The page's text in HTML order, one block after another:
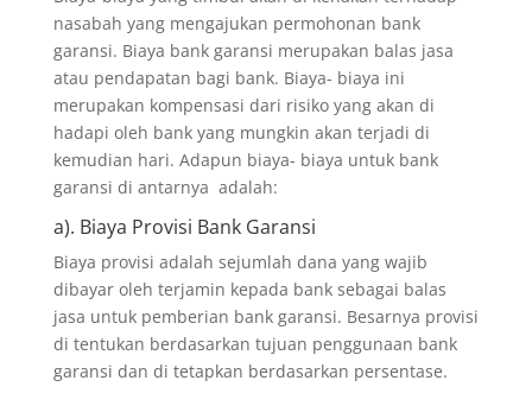
nasabah yang mengajukan permohonan bank
garansi. Biaya bank garansi merupakan balas jasa
atau pendapatan bagi bank. Biaya- biaya ini
merupakan kompensasi dari risiko yang akan di
hadapi oleh bank yang mungkin akan terjadi di
kemudian hari. Adapun biaya- biaya untuk bank
garansi di antarnya adalah:
a). Biaya Provisi Bank Garansi
Biaya provisi adalah sejumlah dana yang wajib
dibayar oleh terjamin kepada bank sebagai balas
jasa untuk pemberian bank garansi. Besarnya provisi
di tentukan berdasarkan tujuan penggunaan bank
garansi dan di tetapkan berdasarkan persentase.